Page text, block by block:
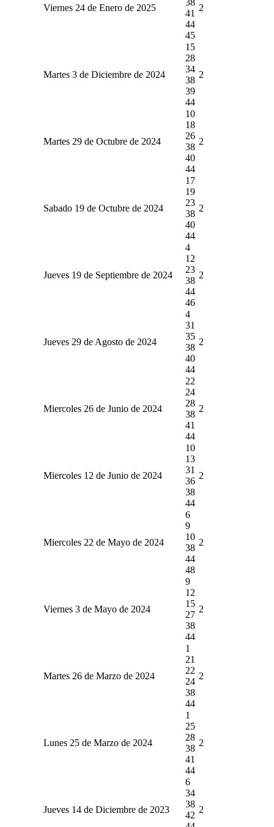
Viernes 24 de Enero de 2025
41
44
45
2
Martes 3 de Diciembre de 2024
15
28
34
38
39
44
2
Martes 29 de Octubre de 2024
10
18
26
38
40
44
2
Sabado 19 de Octubre de 2024
17
19
23
38
40
44
2
Jueves 19 de Septiembre de 2024
4
12
23
38
44
46
2
Jueves 29 de Agosto de 2024
4
31
35
38
40
44
2
Miercoles 26 de Junio de 2024
22
24
28
38
41
44
2
Miercoles 12 de Junio de 2024
10
13
31
36
38
44
2
Miercoles 22 de Mayo de 2024
6
9
10
38
44
48
2
Viernes 3 de Mayo de 2024
9
12
15
27
38
44
2
Martes 26 de Marzo de 2024
1
21
22
24
38
44
2
Lunes 25 de Marzo de 2024
1
25
28
38
41
44
2
Jueves 14 de Diciembre de 2023
6
34
38
42
2